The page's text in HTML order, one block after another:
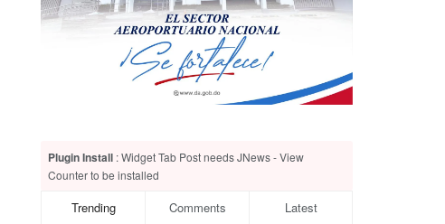
Plugin Install : Widget Tab Post needs JNews - View
Counter to be installed
Trending Comments Latest